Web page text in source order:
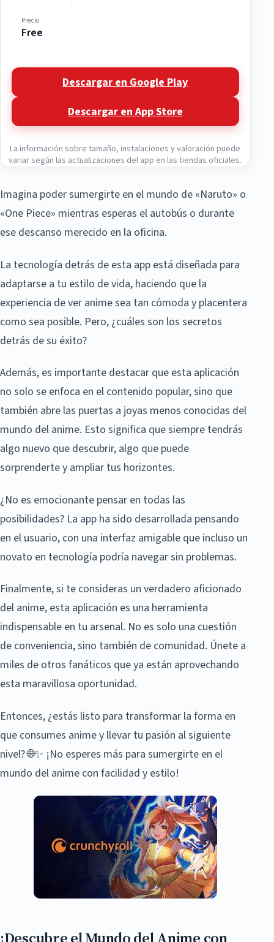
Precio
Free
Descargar en Google Play
Descargar en App Store
La información sobre tamaño, instalaciones y valoración puede
variar según las actualizaciones del app en las tiendas oficiales.
Imagina poder sumergirte en el mundo de «Naruto» o
«One Piece» mientras esperas el autobús o durante
ese descanso merecido en la oficina.
La tecnología detrás de esta app está diseñada para
adaptarse a tu estilo de vida, haciendo que la
experiencia de ver anime sea tan cómoda y placentera
como sea posible. Pero, ¿cuáles son los secretos
detrás de su éxito?
Además, es importante destacar que esta aplicación
no solo se enfoca en el contenido popular, sino que
también abre las puertas a joyas menos conocidas del
mundo del anime. Esto significa que siempre tendrás
algo nuevo que descubrir, algo que puede
sorprenderte y ampliar tus horizontes.
¿No es emocionante pensar en todas las
posibilidades? La app ha sido desarrollada pensando
en el usuario, con una interfaz amigable que incluso un
novato en tecnología podría navegar sin problemas.
Finalmente, si te consideras un verdadero aficionado
del anime, esta aplicación es una herramienta
indispensable en tu arsenal. No es solo una cuestión
de conveniencia, sino también de comunidad. Únete a
miles de otros fanáticos que ya están aprovechando
esta maravillosa oportunidad.
Entonces, ¿estás listo para transformar la forma en
que consumes anime y llevar tu pasión al siguiente
nivel? 🌐✨ ¡No esperes más para sumergirte en el
mundo del anime con facilidad y estilo!